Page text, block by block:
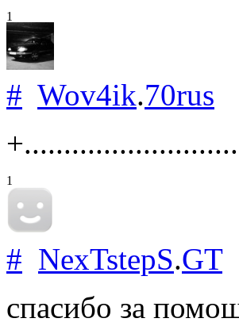
1
# Wov4ik.70rus
1
# NexTstepS.GT
спасибо за